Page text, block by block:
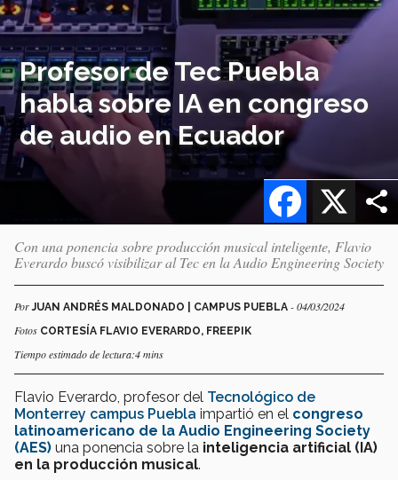
Profesor de Tec Puebla
habla sobre IA en congreso
de audio en Ecuador
X
Facebook
Con una ponencia sobre producción musical inteligente, Flavio
Everardo buscó visibilizar al Tec en la Audio Engineering Society
PorJUAN ANDRÉS MALDONADO | CAMPUS PUEBLA - 04/03/2024
Fotos CORTESÍA FLAVIO EVERARDO, FREEPIK
Tiempo estimado de lectura:4 mins
Flavio Everardo, profesor del Tecnológico de
Monterrey campus Puebla impartió en el congreso
latinoamericano de la Audio Engineering Society
(AES) una ponencia sobre la inteligencia artificial (IA)
en la producción musical.